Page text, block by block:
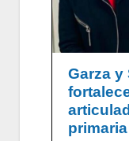
Garza y
primaria